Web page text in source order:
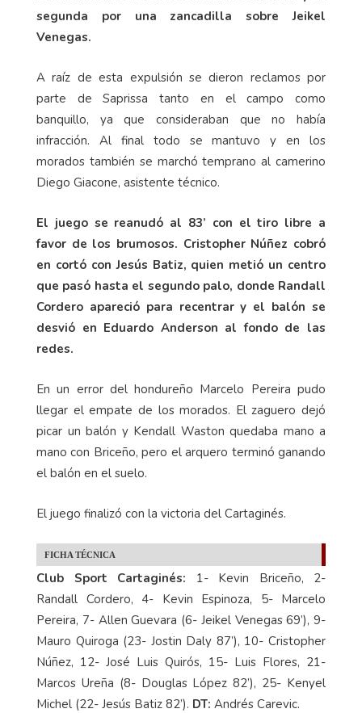
segunda por una zancadilla sobre Jeikel
Venegas.
A raíz de esta expulsión se dieron reclamos por
parte de Saprissa tanto en el campo como
banquillo, ya que consideraban que no había
infracción. Al final todo se mantuvo y en los
morados también se marchó temprano al camerino
Diego Giacone, asistente técnico.
El juego se reanudó al 83’ con el tiro libre a
favor de los brumosos. Cristopher Núñez cobró
en cortó con Jesús Batiz, quien metió un centro
que pasó hasta el segundo palo, donde Randall
Cordero apareció para recentrar y el balón se
desvió en Eduardo Anderson al fondo de las
redes.
En un error del hondureño Marcelo Pereira pudo
llegar el empate de los morados. El zaguero dejó
picar un balón y Kendall Waston quedaba mano a
mano con Briceño, pero el arquero terminó ganando
el balón en el suelo.
El juego finalizó con la victoria del Cartaginés.
FICHA TÉCNICA
Club Sport Cartaginés: 1- Kevin Briceño, 2-
Randall Cordero, 4- Kevin Espinoza, 5- Marcelo
Pereira, 7- Allen Guevara (6- Jeikel Venegas 69’), 9-
Mauro Quiroga (23- Jostin Daly 87’), 10- Cristopher
Núñez, 12- José Luis Quirós, 15- Luis Flores, 21-
Marcos Ureña (8- Douglas López 82’), 25- Kenyel
Michel (22- Jesús Batiz 82’). DT: Andrés Carevic.